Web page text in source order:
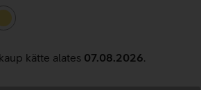
kollane
kätte alates 07.08.2026